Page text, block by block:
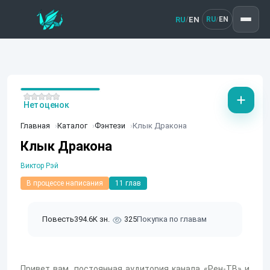
RU/EN RU/ EN
Главная Каталог Фэнтези Клык Дракона
Клык Дракона
Виктор Рэй
В процессе написания 11 глав
Повесть394.6K зн. 325Покупка по главам
Нет оценок